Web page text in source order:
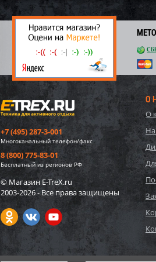
6 900
6
+7 (495) 287-3-001
Многоканальный телефон/факс
8 (800) 775-83-01
Бесплатный из регионов РФ
© Магазин E-TreX.ru
2003-2026 - Все права защищены
О
О